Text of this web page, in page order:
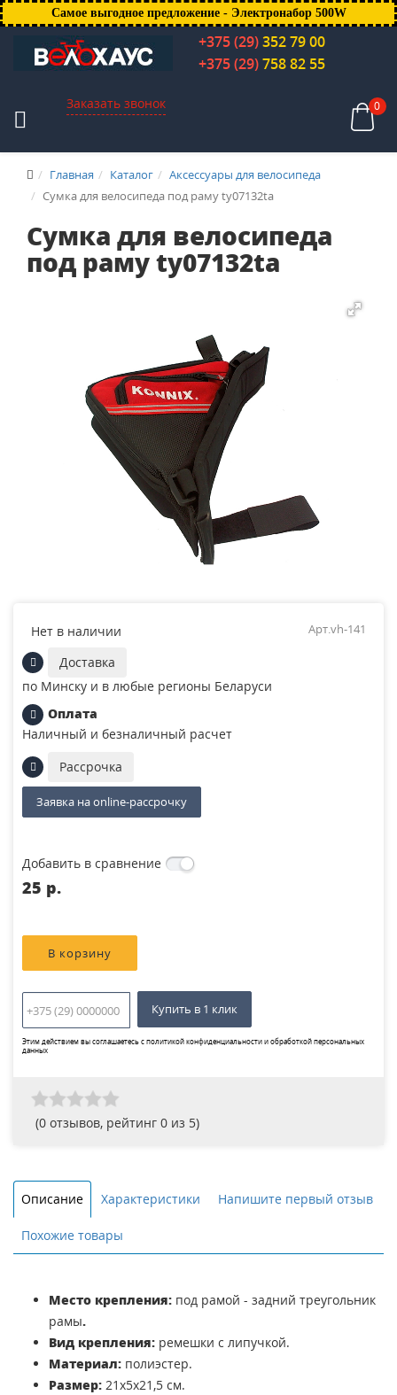
Самое выгодное предложение - Электронабор 500W
+375 (29)352 79 00
+375 (29)758 82 55
Заказать звонок 0
Главная Каталог
Аксессуары для велосипеда
Сумка для велосипеда под раму ty07132ta
Сумка для велосипеда
под раму ty07132ta
Нет в наличии Арт.vh-141
Доставка
по Минску и в любые регионы Беларуси
Оплата
Наличный и безналичный расчет
Рассрочка
Заявка на online-рассрочку
Добавить в сравнение
25 p.
Купить в 1 клик
Этим действием вы соглашаетесь сполитикой конфиденциальности и обработкой персональных
данных
(0 отзывов, рейтинг 0 из 5)
Описание Характеристики Напишите первый отзыв
Похожие товары
Место крепления: под рамой - задний треугольник
рамы.
Вид крепления: ремешки с липучкой.
Материал: полиэстер.
Размер: 21х5х21,5 см.